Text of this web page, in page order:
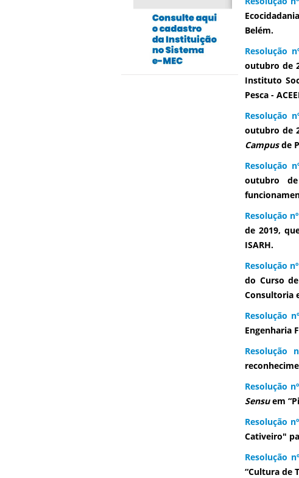
Belém.
Resolução
outubro de
Instituto
Pesca -
Resolução
outubro de
Campusde
Resolução
outubro
Resolução
de 2019,
ISARH.
Resolução
do Curso
Consultoria
Resolução
Engenharia
Resolução
Resolução
Sensuem
Resolução
Cativeiro"
Resolução
“Cultura de